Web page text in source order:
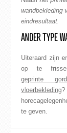
wandbekleding
eindresultaat.
ANDER TYPE
Uiteraard zijn
op te
geprinte
vloerbekleding
te geven.